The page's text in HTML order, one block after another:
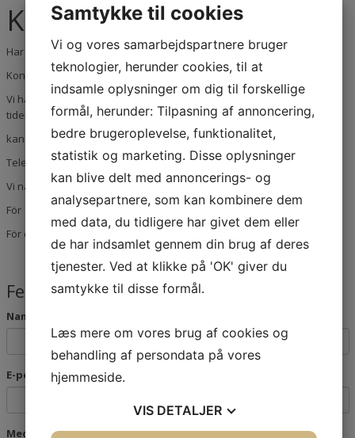
Kontakta oss
Har du frågor kring ditt boende eller behöver du göra en felanmälan?
Kontakta oss via mail (felanmalan@svfastforv.se) eller telefon.
Vi har telefontid kl 09-10 helgfriamåndagaroch onsdagar, övriga
tider
kan du lämna meddelande på telefonsvararen.
Telefonnr 08-31 04 04
Vi nås också via följande mailadresser:
För e-fakturor : efaktura@svfastforv.se
För övriga ärenden:
info@svfastforv.se
Felanmälan
Namn och adress
E-postadress
Meddelande
Samtykke til cookies
Vi og vores samarbejdspartnere bruger
teknologier, herunder cookies, til at
indsamle oplysninger om dig til forskellige
formål, herunder: Tilpasning af annoncering,
bedre brugeroplevelse, funktionalitet,
statistik og marketing. Disse oplysninger
kan blive delt med annoncerings- og
analysepartnere, som kan kombinere dem
med data, du tidligere har givet dem eller
de har indsamlet gennem din brug af deres
tjenester. Ved at klikke på 'OK' giver du
samtykke til disse formål.
Læs mere om vores brug af cookies og
behandling af persondata på vores
hjemmeside.
VIS DETALJER